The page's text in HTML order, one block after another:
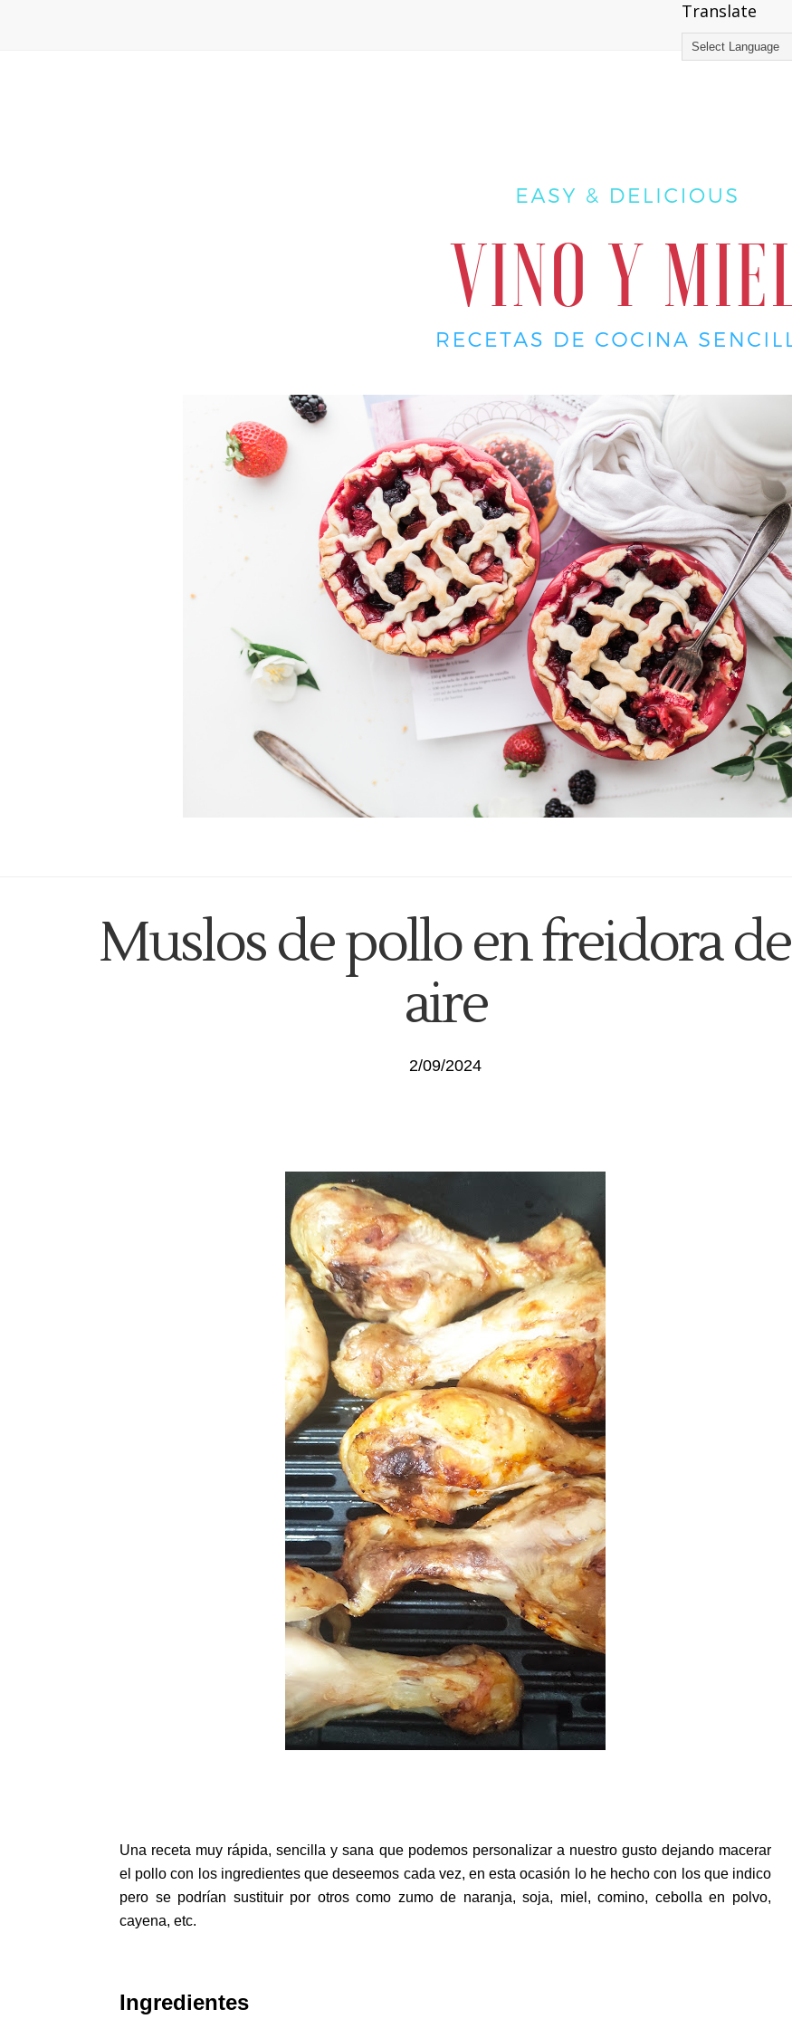
Translate
Muslos de pollo en freidora de
aire
2/09/2024
Una receta muy rápida, sencilla y sana que podemos personalizar a nuestro gusto dejando macerar
el pollo con los ingredientes que deseemos cada vez, en esta ocasión lo he hecho con los que indico
pero se podrían sustituir por otros como zumo de naranja, soja, miel, comino, cebolla en polvo,
cayena, etc.
Ingredientes